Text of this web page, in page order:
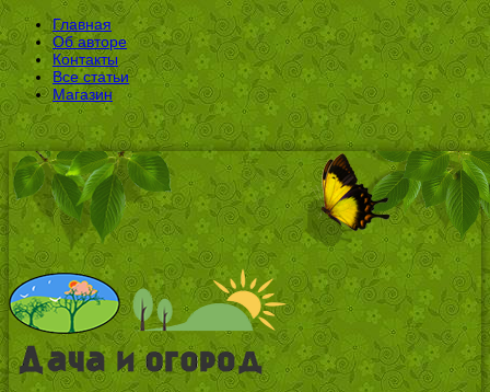
Главная
Об авторе
Контакты
Все статьи
Магазин